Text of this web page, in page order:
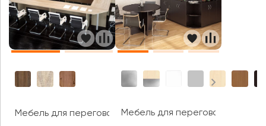
Мебель для переговорных WorkМебель для переговорных